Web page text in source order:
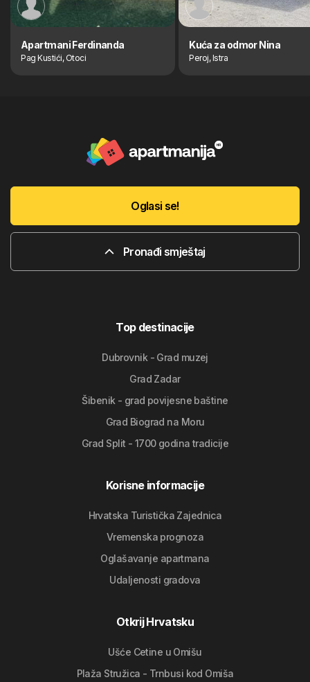
Apartmani Ferdinanda
Pag Kustići, Otoci
Kuća za odmor Nina
Peroj, Istra
Oglasi se!
Pronađi smještaj
Top destinacije
Dubrovnik - Grad muzej
Grad Zadar
Šibenik - grad povijesne baštine
Grad Biograd na Moru
Grad Split - 1700 godina tradicije
Korisne informacije
Hrvatska Turistička Zajednica
Vremenska prognoza
Oglašavanje apartmana
Udaljenosti gradova
Otkrij Hrvatsku
Ušće Cetine u Omišu
Plaža Stružica - Trnbusi kod Omiša